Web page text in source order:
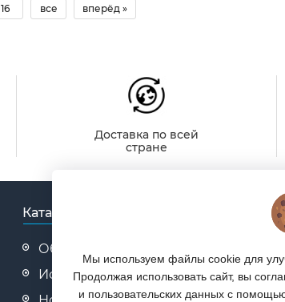
16 все вперёд »
Доставка по всей
стране
Каталог
Обувь
Искусственные елки
Мы используем файлы cookie для
Продолжая использовать сайт, вы
и пользовательских данных с